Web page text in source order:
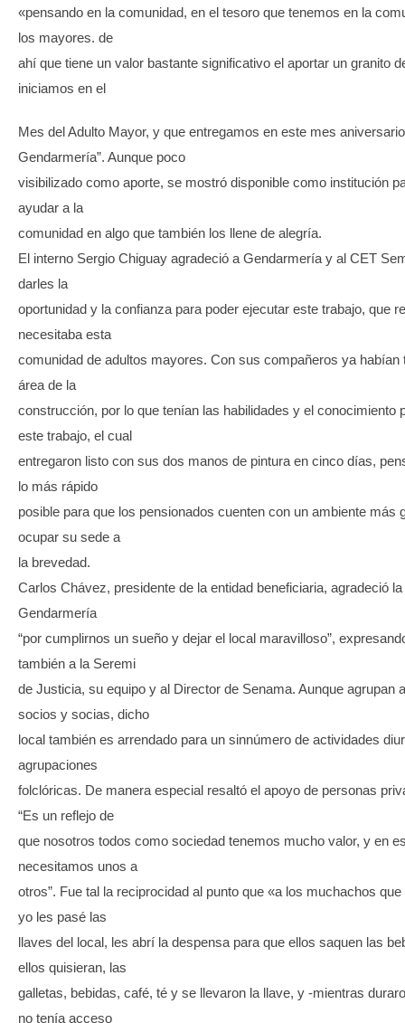
«pensando en la comunidad, en el tesoro que tenemos en la
los mayores. de
ahí que tiene un valor bastante significativo el aportar un granito
iniciamos en el
Mes del Adulto Mayor, y que entregamos en este mes
Gendarmería”. Aunque poco
visibilizado como aporte, se mostró disponible como institución
ayudar a la
comunidad en algo que también los llene de alegría.
El interno Sergio Chiguay agradeció a Gendarmería y al CET
darles la
oportunidad y la confianza para poder ejecutar este trabajo, que
necesitaba esta
comunidad de adultos mayores. Con sus compañeros ya habían
área de la
construcción, por lo que tenían las habilidades y el conocimiento
este trabajo, el cual
entregaron listo con sus dos manos de pintura en cinco días,
lo más rápido
posible para que los pensionados cuenten con un ambiente más
ocupar su sede a
la brevedad.
Carlos Chávez, presidente de la entidad beneficiaria, agradeció
Gendarmería
“por cumplirnos un sueño y dejar el local maravilloso”,
también a la Seremi
de Justicia, su equipo y al Director de Senama. Aunque agrupan
socios y socias, dicho
local también es arrendado para un sinnúmero de actividades
agrupaciones
folclóricas. De manera especial resaltó el apoyo de personas
“Es un reflejo de
que nosotros todos como sociedad tenemos mucho valor, y en
necesitamos unos a
otros”. Fue tal la reciprocidad al punto que «a los muchachos
yo les pasé las
llaves del local, les abrí la despensa para que ellos saquen las
ellos quisieran, las
galletas, bebidas, café, té y se llevaron la llave, y -mientras
no tenía acceso